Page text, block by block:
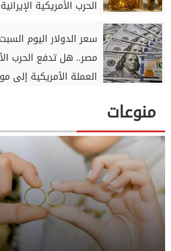
الحرب الأمريكية الإيرانية
مصر.. هل تدفع الحرب
العملة الأمريكية
منوعات